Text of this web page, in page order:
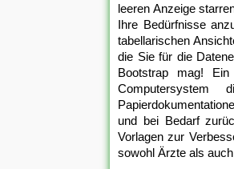
leeren Anzeige
Ihre Bedürfnisse
tabellarischen
die Sie für die
Bootstrap mag!
und bei Bedarf
Vorlagen zur
sowohl Ärzte als